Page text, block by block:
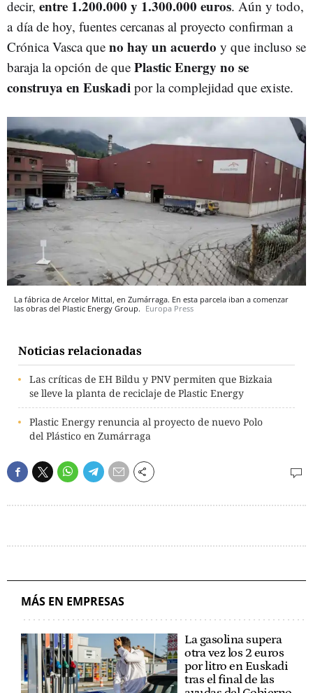
decir, entre 1.200.000 y 1.300.000 euros. Aún y todo,
adía de hoy, fuentes cercanas al proyecto confirman a
Crónica Vasca que no hay un acuerdo y que incluso se
baraja la opción de que Plastic Energy no se
construya en Euskadi por la complejidad que existe.
La fábrica de Arcelor Mittal, en Zumárraga. En esta parcela iban a comenzar
las obras del Plastic Energy Group. Europa Press
Noticias relacionadas
Las críticas de EH Bildu y PNV permiten que Bizkaia
se lleve la planta de reciclaje de Plastic Energy
Plastic Energy renuncia al proyecto de nuevo Polo
del Plástico en Zumárraga
MÁS EN EMPRESAS
La gasolina supera
otra vez los 2 euros
por litro en Euskadi
tras el final de las